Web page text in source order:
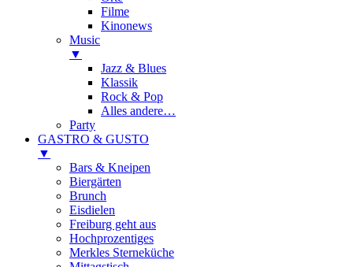
Filme
Kinonews
Music
▼
Jazz & Blues
Klassik
Rock & Pop
Alles andere…
Party
GASTRO & GUSTO
▼
Bars & Kneipen
Biergärten
Brunch
Eisdielen
Freiburg geht aus
Hochprozentiges
Merkles Sterneküche